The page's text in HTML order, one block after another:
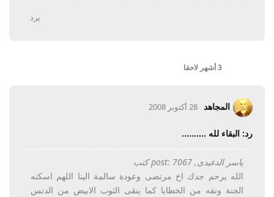
يرد
3 أشهر لاحقا
المجاهد 28 أكتوبر 2008
رد: البقاء لله ..........
ياسر الدغيدى, post: 7067 كتب
الله يرحم جدك اخ مرتضى وعودة سالمة الينا اللهم اسكنه
الجنة ونقه من الخطايا كما ينقى الثوب الابيض من الدنس